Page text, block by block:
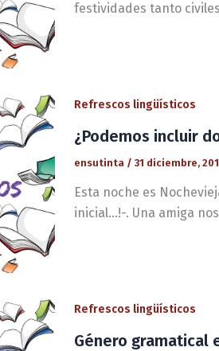
festividades tanto
Refrescos lingüísticos
¿Podemos incluir
ensutinta / 31 diciembre,
Esta noche es
inicial…!-. Una amiga
Refrescos lingüísticos
Género gramatical